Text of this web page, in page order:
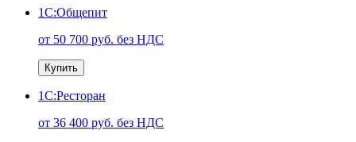
1С:Общепит
от 50 700 руб. без НДС
Купить
1С:Ресторан
от 36 400 руб. без НДС